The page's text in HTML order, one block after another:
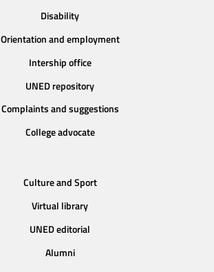
Disability
Orientation and employment
Intership office
UNED repository
Complaints and suggestions
College advocate
Culture and Sport
Virtual library
UNED editorial
Alumni